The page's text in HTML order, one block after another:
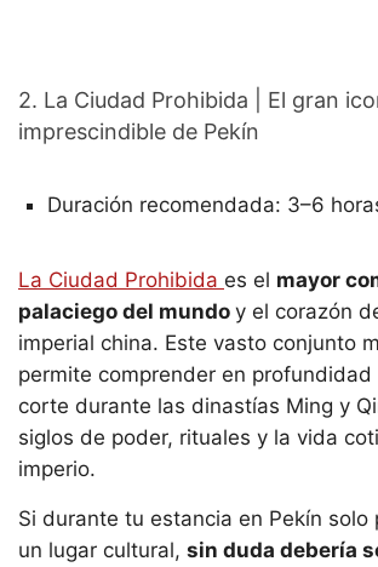
2. La Ciudad Prohibida | El gran
imprescindible de Pekín
Duración recomendada: 3–6
La Ciudad Prohibida es el mayor
palaciego del mundo y el corazón
imperial china. Este vasto conjunto
permite comprender en profundidad
corte durante las dinastías Ming y
siglos de poder, rituales y la vida
imperio.
Si durante tu estancia en Pekín solo
un lugar cultural, sin duda debería